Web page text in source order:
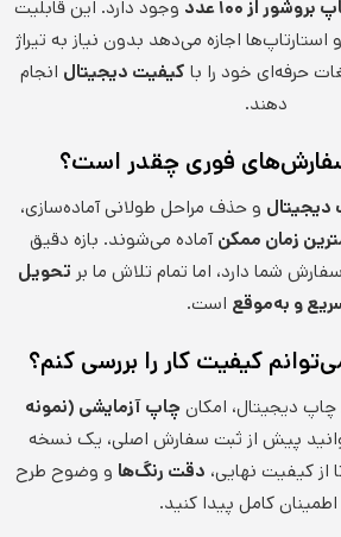
بروشور از ۱۰۰ عدد
وجود دارد. این قابلیت
اجازه می‌دهد بدون نیاز به تیراژ
حرفه‌ای خود را با کیفیت دیجیتال انجام
دهند.
فوری چقدر است؟
دیجیتال و حذف مراحل طولانی آماده‌سازی،
زمان ممکنآماده می‌شوند. بازه دقیق
شما دارد، اما تمام تلاش ما بر تحویل
و به‌موقع است.
کیفیت کار را بررسی کنم؟
چاپ دیجیتال، امکانچاپ آزمایشی (نمونه
پیش از ثبت سفارش اصلی، یک نسخه
کیفیت نهایی، دقت رنگ‌ها و وضوح طرح
کامل پیدا کنید.